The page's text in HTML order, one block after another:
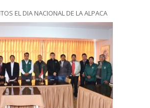
EL DIA NACIONAL DE LA ALPACA